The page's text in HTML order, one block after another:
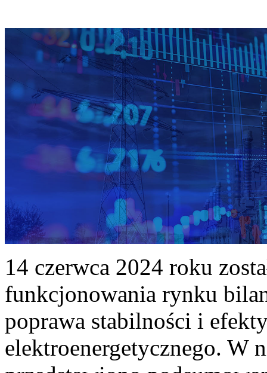
14 czerwca 2024 roku
funkcjonowania rynku
poprawa stabilności i
elektroenergetycznego. W